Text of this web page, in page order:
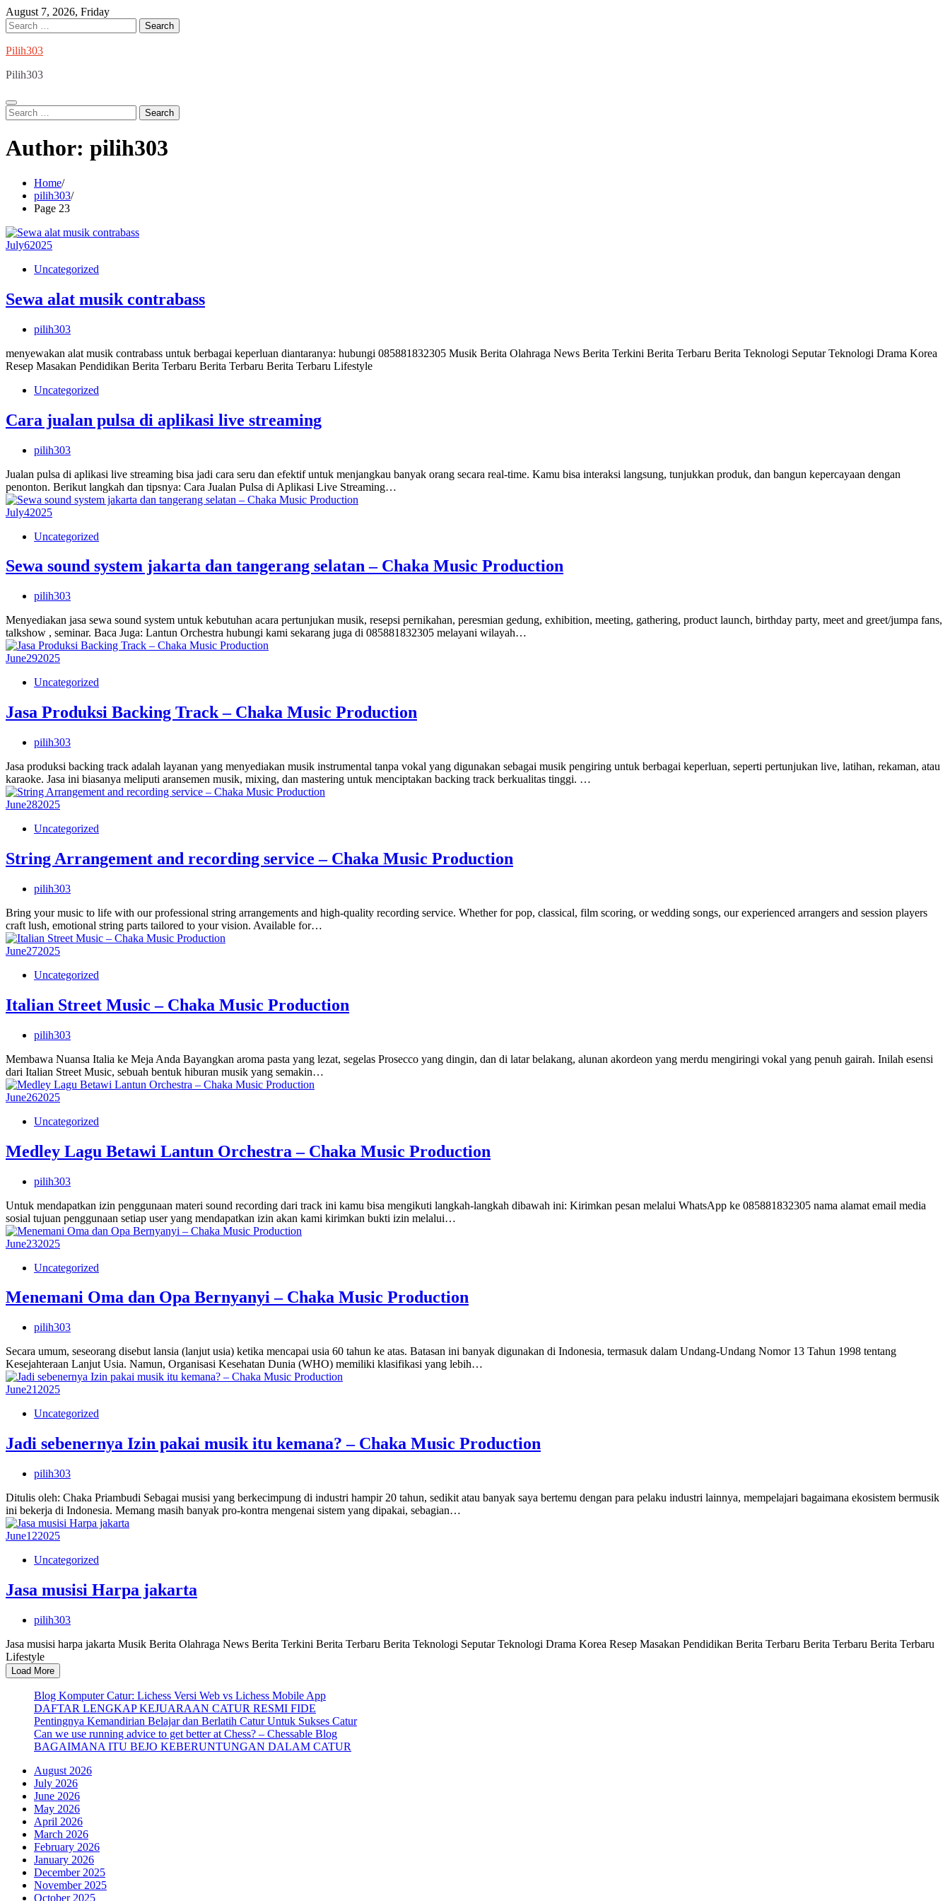
Skip
to
content
August 7, 2026, Friday
Search
for:
Pilih303
Pilih303
Search
for:
Author: pilih303
Home
pilih303
Page 23
July62025
Uncategorized
Sewa alat musik contrabass
pilih303
menyewakan alat musik contrabass untuk berbagai keperluan diantaranya: hubungi 085881832305 Musik Berita Olahraga News Berita Terkini Berita Terbaru Berita Teknologi Seputar Teknologi Drama Korea
Resep Masakan Pendidikan Berita Terbaru Berita Terbaru Berita Terbaru Lifestyle
Uncategorized
Cara jualan pulsa di aplikasi live streaming
pilih303
Jualan pulsa di aplikasi live streaming bisa jadi cara seru dan efektif untuk menjangkau banyak orang secara real-time. Kamu bisa interaksi langsung, tunjukkan produk, dan bangun kepercayaan dengan
penonton. Berikut langkah dan tipsnya: Cara Jualan Pulsa di Aplikasi Live Streaming…
July42025
Uncategorized
Sewa sound system jakarta dan tangerang selatan – Chaka Music Production
pilih303
Menyediakan jasa sewa sound system untuk kebutuhan acara pertunjukan musik, resepsi pernikahan, peresmian gedung, exhibition, meeting, gathering, product launch, birthday party, meet and greet/jumpa fans,
talkshow , seminar. Baca Juga: Lantun Orchestra hubungi kami sekarang juga di 085881832305 melayani wilayah…
June292025
Uncategorized
Jasa Produksi Backing Track – Chaka Music Production
pilih303
Jasa produksi backing track adalah layanan yang menyediakan musik instrumental tanpa vokal yang digunakan sebagai musik pengiring untuk berbagai keperluan, seperti pertunjukan live, latihan, rekaman, atau
karaoke. Jasa ini biasanya meliputi aransemen musik, mixing, dan mastering untuk menciptakan backing track berkualitas tinggi. …
June282025
Uncategorized
String Arrangement and recording service – Chaka Music Production
pilih303
Bring your music to life with our professional string arrangements and high-quality recording service. Whether for pop, classical, film scoring, or wedding songs, our experienced arrangers and session players
craft lush, emotional string parts tailored to your vision. Available for…
June272025
Uncategorized
Italian Street Music – Chaka Music Production
pilih303
Membawa Nuansa Italia ke Meja Anda Bayangkan aroma pasta yang lezat, segelas Prosecco yang dingin, dan di latar belakang, alunan akordeon yang merdu mengiringi vokal yang penuh gairah. Inilah esensi
dari Italian Street Music, sebuah bentuk hiburan musik yang semakin…
June262025
Uncategorized
Medley Lagu Betawi Lantun Orchestra – Chaka Music Production
pilih303
Untuk mendapatkan izin penggunaan materi sound recording dari track ini kamu bisa mengikuti langkah-langkah dibawah ini: Kirimkan pesan melalui WhatsApp ke 085881832305 nama alamat email media
sosial tujuan penggunaan setiap user yang mendapatkan izin akan kami kirimkan bukti izin melalui…
June232025
Uncategorized
Menemani Oma dan Opa Bernyanyi – Chaka Music Production
pilih303
Secara umum, seseorang disebut lansia (lanjut usia) ketika mencapai usia 60 tahun ke atas. Batasan ini banyak digunakan di Indonesia, termasuk dalam Undang-Undang Nomor 13 Tahun 1998 tentang
Kesejahteraan Lanjut Usia. Namun, Organisasi Kesehatan Dunia (WHO) memiliki klasifikasi yang lebih…
June21 2025
Uncategorized
Jadi sebenernya Izin pakai musik itu kemana? – Chaka Music Production
pilih303
Ditulis oleh: Chaka Priambudi Sebagai musisi yang berkecimpung di industri hampir 20 tahun, sedikit atau banyak saya bertemu dengan para pelaku industri lainnya, mempelajari bagaimana ekosistem bermusik
ini bekerja di Indonesia. Memang masih banyak pro-kontra mengenai sistem yang dipakai, sebagian…
June122025
Uncategorized
Jasa musisi Harpa jakarta
pilih303
Jasa musisi harpa jakarta Musik Berita Olahraga News Berita Terkini Berita Terbaru Berita Teknologi Seputar Teknologi Drama Korea Resep Masakan Pendidikan Berita Terbaru Berita Terbaru Berita Terbaru
Lifestyle
Load More
Blog Komputer Catur: Lichess Versi Web vs Lichess Mobile App
DAFTAR LENGKAP KEJUARAAN CATUR RESMI FIDE
Pentingnya Kemandirian Belajar dan Berlatih Catur Untuk Sukses Catur
Can we use running advice to get better at Chess? – Chessable Blog
BAGAIMANA ITU BEJO KEBERUNTUNGAN DALAM CATUR
August 2026
July 2026
June 2026
May 2026
April 2026
March 2026
February 2026
January 2026
December 2025
November 2025
October 2025